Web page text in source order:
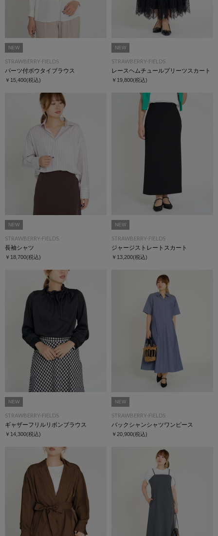
NEW
STRAWBERRY-FIELDS
パーツ付ボウタイブラウス
￥15,400(税込)
NEW
STRAWBERRY-FIELDS
レースヘムチュールプリーツスカート
￥19,800(税込)
NEW
STRAWBERRY-FIELDS
長袖シャツ
￥18,700(税込)
NEW
STRAWBERRY-FIELDS
ジャージストレートスカート
￥13,200(税込)
NEW
STRAWBERRY-FIELDS
ギャザーフリルリボンブラウス
￥14,300(税込)
NEW
STRAWBERRY-FIELDS
バックシャンシャツワンピース
￥20,900(税込)